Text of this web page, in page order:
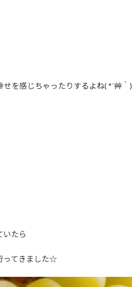
を感じちゃったりするよね( *´艸｀)
いたら
ってきました☆